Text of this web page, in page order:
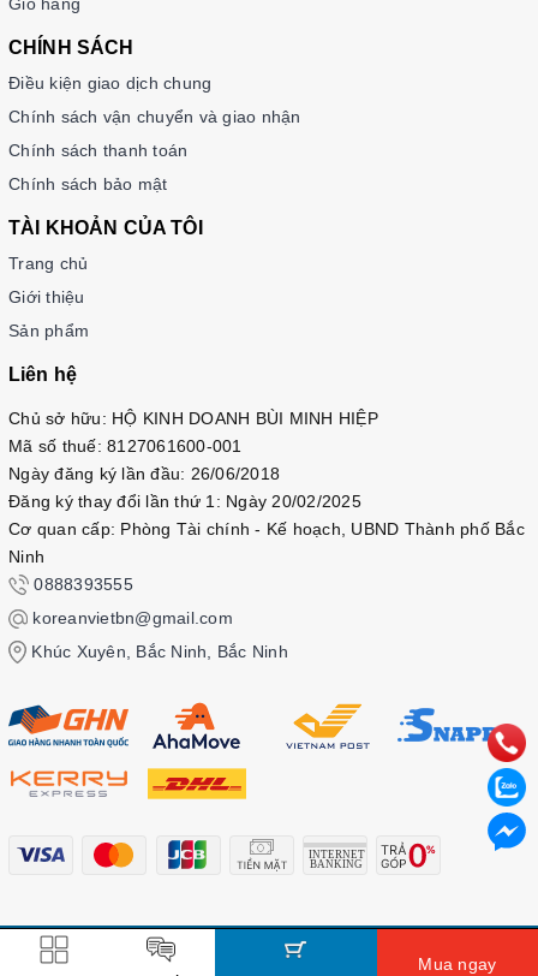
Mua ngay
CHÍNH SÁCH
Điều kiện giao dịch chung
Chính sách vận chuyển và giao nhận
Chính sách thanh toán
Chính sách bảo mật
TÀI KHOẢN CỦA TÔI
Trang chủ
Giới thiệu
Sản phẩm
Liên hệ
Chủ sở hữu: HỘ KINH DOANH BÙI MINH HIỆP
Mã số thuế: 8127061600-001
Ngày đăng ký lần đầu: 26/06/2018
Đăng ký thay đổi lần thứ 1: Ngày 20/02/2025
Cơ quan cấp: Phòng Tài chính - Kế hoạch, UBND Thành phố Bắc
Ninh
0888393555
koreanvietbn@gmail.com
Khúc Xuyên, Bắc Ninh, Bắc Ninh
© Bản quyền thuộc về